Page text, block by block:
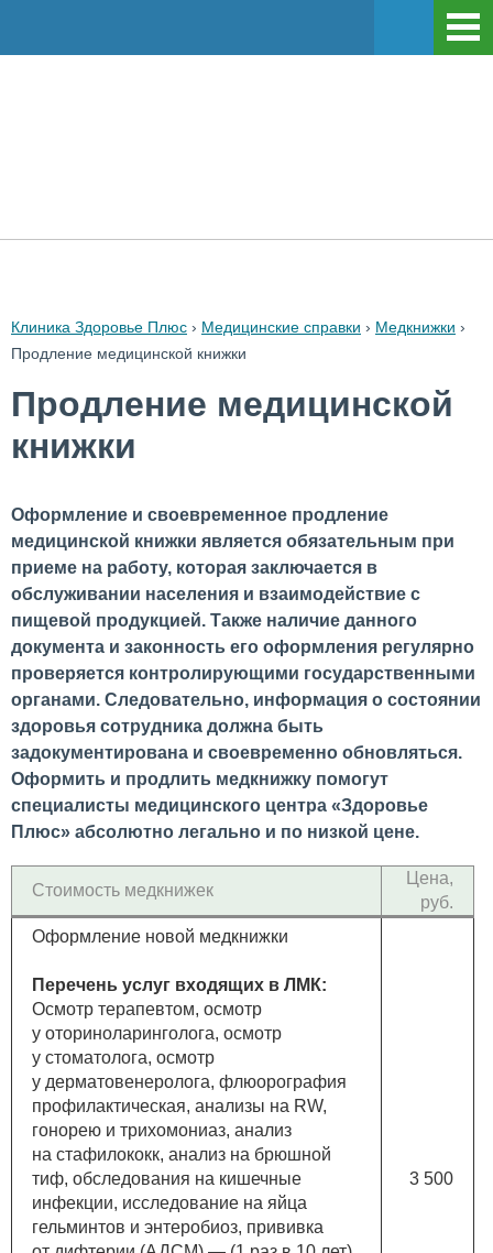
Клиника Здоровье Плюс › Медицинские справки › Медкнижки ›
Продление медицинской книжки
Продление медицинской
книжки
Оформление и своевременное продление
медицинской книжки является обязательным при
приеме на работу, которая заключается в
обслуживании населения и взаимодействие с
пищевой продукцией. Также наличие данного
документа и законность его оформления регулярно
проверяется контролирующими государственными
органами. Следовательно, информация о состоянии
здоровья сотрудника должна быть
задокументирована и своевременно обновляться.
Оформить и продлить медкнижку помогут
специалисты медицинского центра «Здоровье
Плюс» абсолютно легально и по низкой цене.
Стоимость медкнижек
Цена,
руб.
Оформление новой медкнижки
Перечень услуг входящих в ЛМК:
Осмотр терапевтом, осмотр
у оториноларинголога, осмотр
у стоматолога, осмотр
у дерматовенеролога, флюорография
профилактическая, анализы на RW,
гонорею и трихомониаз, анализ
на стафилококк, анализ на брюшной
тиф, обследования на кишечные
инфекции, исследование на яйца
гельминтов и энтеробиоз, прививка
3 500